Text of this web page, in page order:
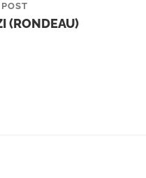
(RONDEAU)